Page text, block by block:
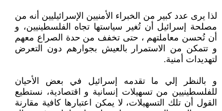
لذا يرى عدد كبير من الخبراء الأمنيين الإسرائيليين أنه من
مصلحة إسرائيل أن تُغير سياستها تجاه الفلسطينيين، و
أن تُحسن معاملتهم ، حتى تخفف من حدة الصراع معهم
و تتمكن من الاستمرار بالعيش بجوارهم دون التعرض
لتهديدات أمنية.
و بالنظر إلي ما تقدمه إسرائيل في بعض الأحيان
للفلسطينيين من تسهيلات إنسانية و اقتصادية، نستطيع
القول أن تلك التسهيلات، لا يمكن اعتبارها كافية مقارنة